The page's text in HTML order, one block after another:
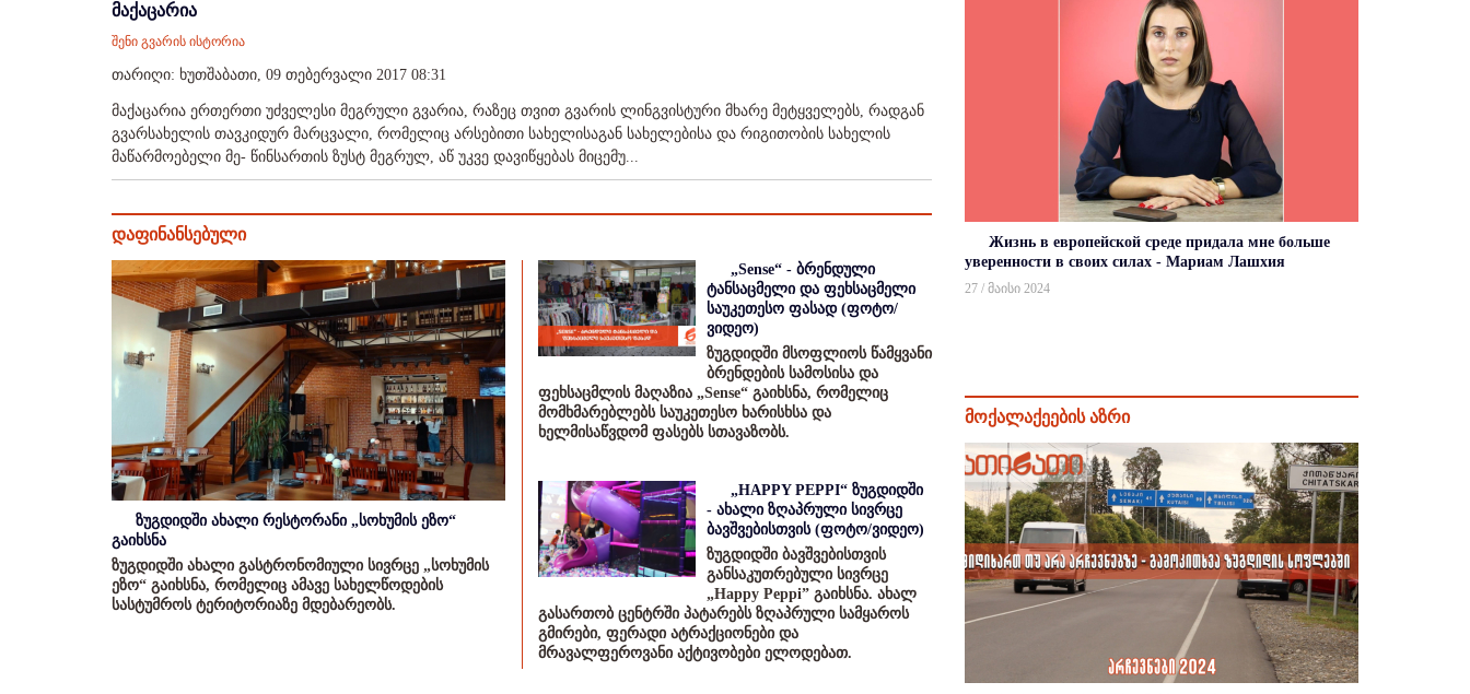
მაქაცარია
შენი გვარის ისტორია
თარიღი: ხუთშაბათი, 09 თებერვალი 2017 08:31
მაქაცარია ერთერთი უძველესი მეგრული გვარია, რაზეც თვით გვარის ლინგვისტური მხარე მეტყველებს, რადგან
გვარსახელის თავკიდურ მარცვალი, რომელიც არსებითი სახელისაგან სახელებისა და რიგითობის სახელის
მაწარმოებელი მე- წინსართის ზუსტ მეგრულ, აწ უკვე დავიწყებას მიცემუ...
დაფინანსებული
ზუგდიდში ახალი რესტორანი „სოხუმის ეზო“
გაიხსნა
ზუგდიდში ახალი გასტრონომიული სივრცე „სოხუმის
ეზო“ გაიხსნა, რომელიც ამავე სახელწოდების
სასტუმროს ტერიტორიაზე მდებარეობს.
„Sense“ - ბრენდული
ტანსაცმელი და ფეხსაცმელი
საუკეთესო ფასად (ფოტო/
ვიდეო)
ზუგდიდში მსოფლიოს წამყვანი
ბრენდების სამოსისა და
ფეხსაცმლის მაღაზია „Sense“ გაიხსნა, რომელიც
მომხმარებლებს საუკეთესო ხარისხსა და
ხელმისაწვდომ ფასებს სთავაზობს.
„HAPPY PEPPI“ ზუგდიდში
- ახალი ზღაპრული სივრცე
ბავშვებისთვის (ფოტო/ვიდეო)
ზუგდიდში ბავშვებისთვის
განსაკუთრებული სივრცე
„Happy Peppi” გაიხსნა. ახალ
გასართობ ცენტრში პატარებს ზღაპრული სამყაროს
გმირები, ფერადი ატრაქციონები და
მრავალფეროვანი აქტივობები ელოდებათ.
Жизнь в европейской среде придала мне больше
уверенности в своих силах - Мариам Лашхия
27 / მაისი 2024
მოქალაქეების აზრი